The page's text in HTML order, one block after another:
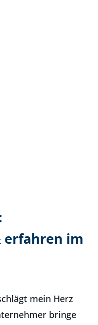
erfahren im
mein Herz
bringe